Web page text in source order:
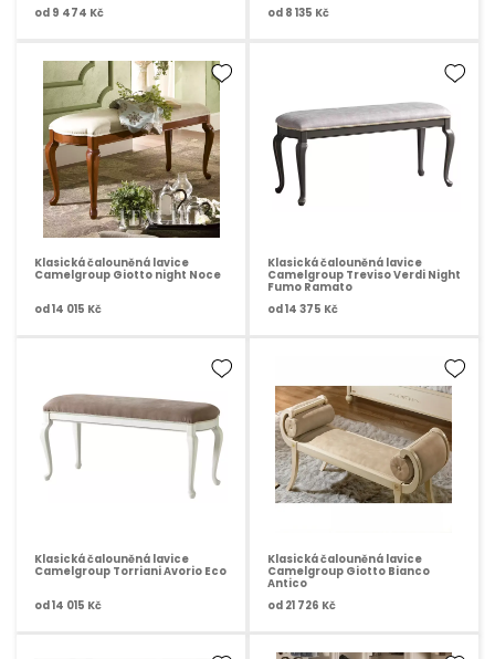
od 9 474 Kč od 8 135 Kč
Klasická čalouněná lavice
Camelgroup Giotto night Noce
od 14 015 Kč
Klasická čalouněná lavice
Camelgroup Treviso Verdi Night
Fumo Ramato
od 14 375 Kč
Klasická čalouněná lavice
Camelgroup Torriani Avorio Eco
od14 015 Kč
Klasická čalouněná lavice
Camelgroup Giotto Bianco
Antico
od 21 726 Kč